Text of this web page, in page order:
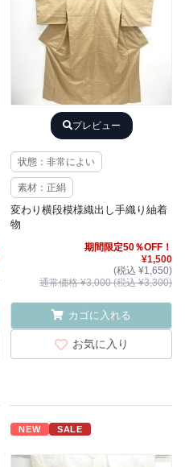
プレビュー
状態：非常によい
素材：正絹
変わり横段模様織出し手織り紬着
物
期間限定50％OFF！
¥1,500
(税込 ¥1,650)
通常価格 ¥3,000 (税込 ¥3,300)
カゴに入れる
お気に入り
NEW SALE